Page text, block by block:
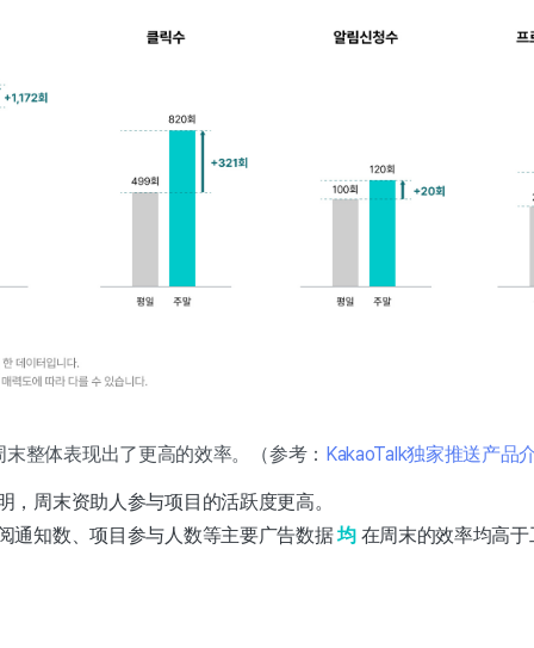
末整体表现出了更高的效率。（参考： KakaoTalk独家推送产品
，周末资助人参与项目的活跃度更高。
通知数、项目参与人数等主要广告数据均在周末的效率均高于